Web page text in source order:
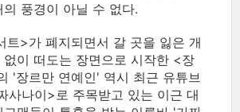
풍경이 아닐 수 없다.
트>가 폐지되면서 갈 곳을 잃은 개
없이 떠도는 장면으로 시작한 <장
'장르만 연예인' 역시 최근 유튜브
사나이>로 주목받고 있는 이근 대